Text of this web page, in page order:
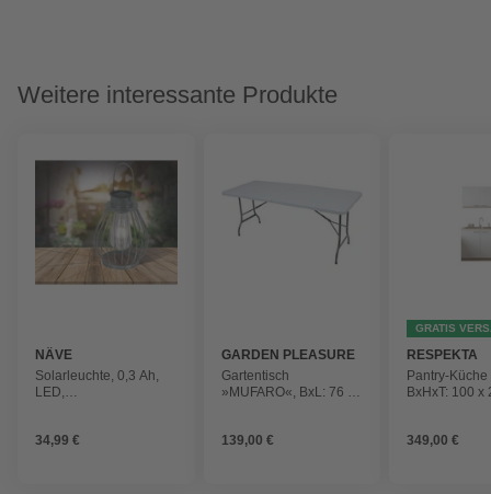
Weitere interessante Produkte
NÄVE
Solarleuchte, 0,3 Ah,
LED,
34,99 €
GARDEN PLEASURE
Gartentisch
»MUFARO«, BxL: 76 x
139,00 €
GRATIS
RESPEKTA
Pantry-
BxHxT: 100 x
349,00 €